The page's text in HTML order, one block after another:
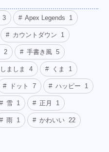
3 Apex Legends 1
カウントダウン 1
2 手書き風 5
しましま 4 くま 1
ドット 7 ハッピー 1
雪 1 正月 1
雨 1 かわいい 22